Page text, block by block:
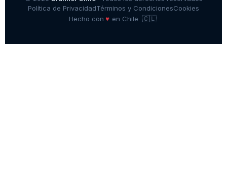
Política de PrivacidadTérminos y CondicionesCookies
Hecho con ♥ en Chile 🇨🇱